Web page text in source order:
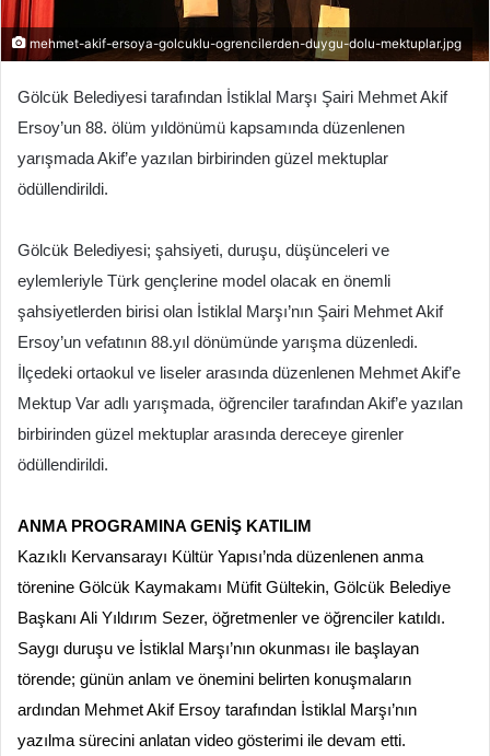
n
e
r
m
mehmet-akif-ersoya-golcuklu-ogrencilerden-duygu-dolu-mektuplar.jpg
Gölcük Belediyesi tarafından İstiklal Marşı Şairi Mehmet Akif
Ersoy’un 88. ölüm yıldönümü kapsamında düzenlenen
yarışmada Akif’e yazılan birbirinden güzel mektuplar
ödüllendirildi.
Gölcük Belediyesi; şahsiyeti, duruşu, düşünceleri ve
eylemleriyle Türk gençlerine model olacak en önemli
şahsiyetlerden birisi olan İstiklal Marşı’nın Şairi Mehmet Akif
Ersoy’un vefatının 88.yıl dönümünde yarışma düzenledi.
İlçedeki ortaokul ve liseler arasında düzenlenen Mehmet Akif’e
Mektup Var adlı yarışmada, öğrenciler tarafından Akif’e yazılan
birbirinden güzel mektuplar arasında dereceye girenler
ödüllendirildi.
ANMA PROGRAMINA GENİŞ KATILIM
Kazıklı Kervansarayı Kültür Yapısı’nda düzenlenen anma
törenine Gölcük Kaymakamı Müfit Gültekin, Gölcük Belediye
Başkanı Ali Yıldırım Sezer, öğretmenler ve öğrenciler katıldı.
Saygı duruşu ve İstiklal Marşı’nın okunması ile başlayan
törende; günün anlam ve önemini belirten konuşmaların
ardından Mehmet Akif Ersoy tarafından İstiklal Marşı’nın
yazılma sürecini anlatan video gösterimi ile devam etti.